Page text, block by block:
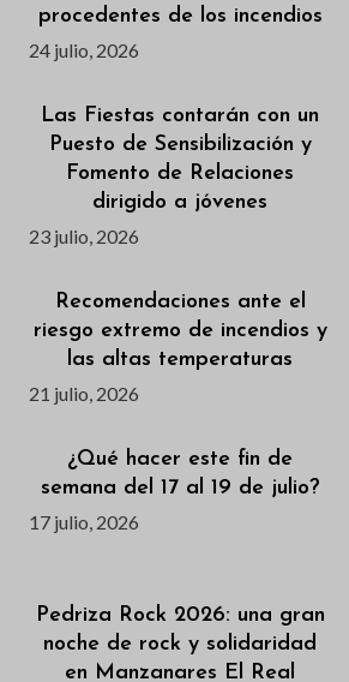
procedentes de los incendios
24 julio, 2026
Las Fiestas contarán con un
Puesto de Sensibilización y
Fomento de Relaciones
dirigido a jóvenes
23 julio, 2026
Recomendaciones ante el
riesgo extremo de incendios y
las altas temperaturas
21 julio, 2026
¿Qué hacer este fin de
semana del 17 al 19 de julio?
17 julio, 2026
Pedriza Rock 2026: una gran
noche de rock y solidaridad
en Manzanares El Real